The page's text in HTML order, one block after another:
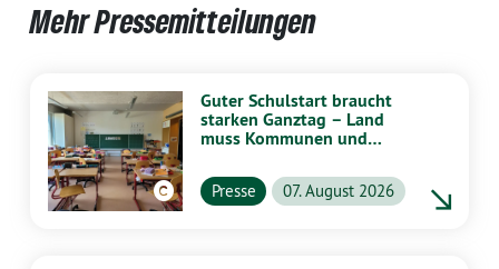
Mehr Pressemitteilungen
Guter Schulstart braucht
starken Ganztag – Land
muss Kommunen und
unterstützen
Presse 07. August 2026